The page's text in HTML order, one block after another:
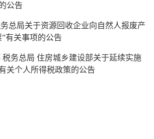
公告
总局关于资源回收企业向自然人报废产
有关事项的公告
税务总局 住房城乡建设部关于延续实施
关个人所得税政策的公告